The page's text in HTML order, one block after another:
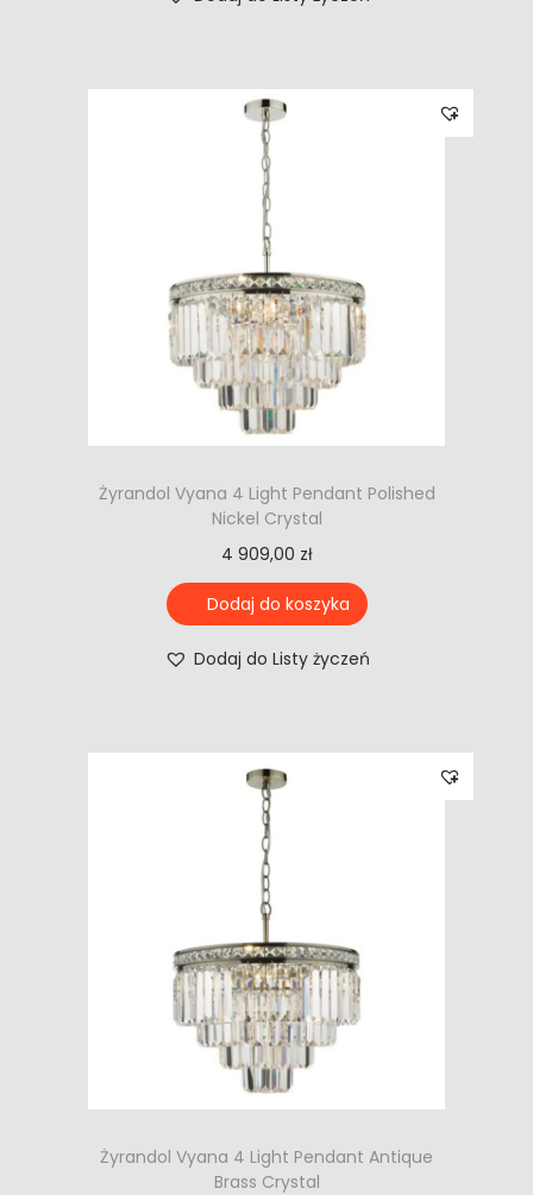
Żyrandol Vyana 4 Light Pendant Polished
Nickel Crystal
4 909,00 zł
Dodaj do koszyka
Dodaj do Listy życzeń
Żyrandol Vyana 4 Light Pendant Antique
Brass Crystal